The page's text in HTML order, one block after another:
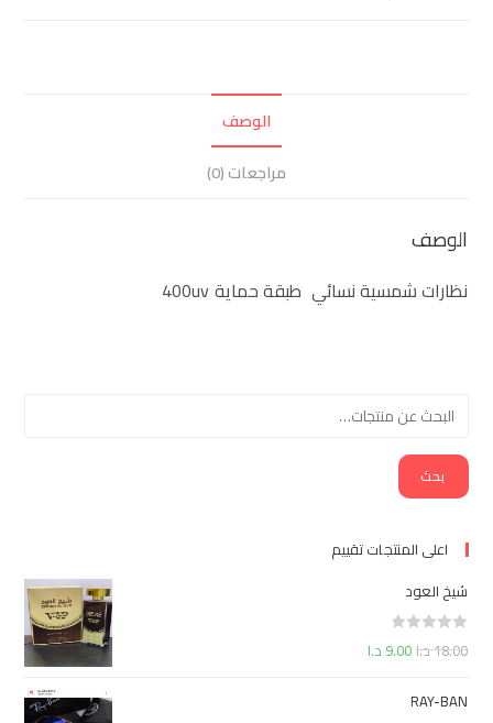
الوصف
مراجعات (0)
الوصف
نظارات شمسية نسائي طبقة حماية 400uv
بحث
اعلى المنتجات تقييم
شيخ العود
18.00د.ا9.00 د.ا
RAY-BAN